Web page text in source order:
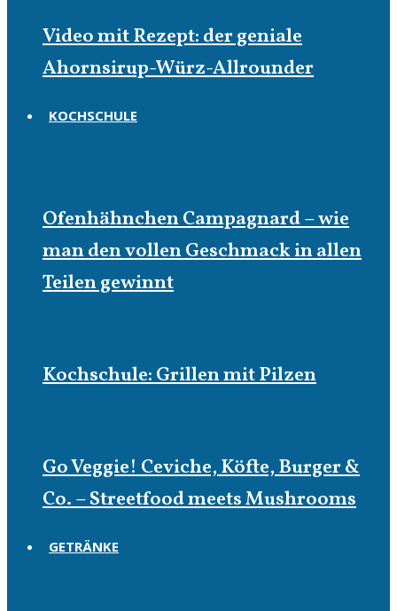
Video mit Rezept: der geniale
Ahornsirup-Würz-Allrounder
KOCHSCHULE
Ofenhähnchen Campagnard – wie
man den vollen Geschmack in allen
Teilen gewinnt
Kochschule: Grillen mit Pilzen
Go Veggie! Ceviche, Köfte, Burger &
Co. – Streetfood meets Mushrooms
GETRÄNKE